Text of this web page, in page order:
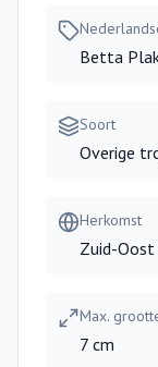
Betta
Soort
Overige
Herkomst
Zuid-Oost
Max.
7 cm